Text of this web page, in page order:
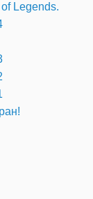
Legends.